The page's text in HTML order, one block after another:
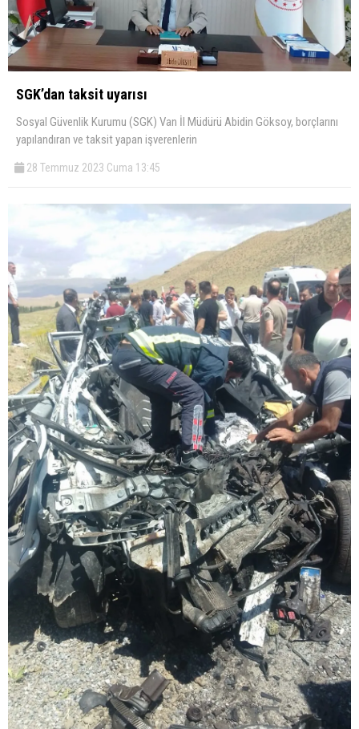
SGK’dan taksit uyarısı
Sosyal Güvenlik Kurumu (SGK) Van İl Müdürü Abidin Göksoy, borçlarını
yapılandıran ve taksit yapan işverenlerin
28 Temmuz 2023 Cuma 13:45